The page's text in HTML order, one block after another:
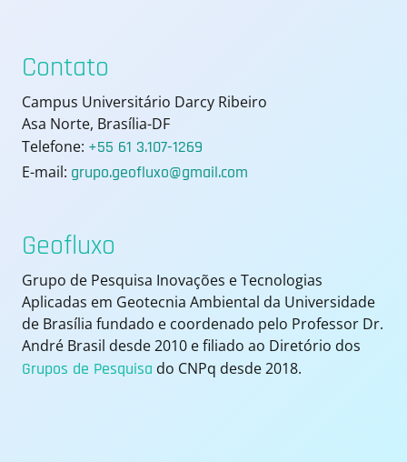
Contato
Campus Universitário Darcy Ribeiro
Asa Norte, Brasília-DF
Telefone: +55 61 3.107-1269
E-mail: grupo.geofluxo@gmail.com
Geofluxo
Grupo de Pesquisa Inovações e Tecnologias
Aplicadas em Geotecnia Ambiental da Universidade
de Brasília fundado e coordenado pelo Professor Dr.
André Brasil desde 2010 e filiado ao Diretório dos
Grupos de Pesquisa do CNPq desde 2018.